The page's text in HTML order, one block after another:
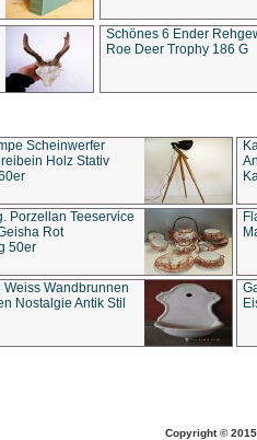
Schönes 6 Ender
Roe Deer Trophy 186 G
Scheinwerfer
Holz Stativ
Porzellan Teeservice
Rot
50er
Weiss Wandbrunnen
Nostalgie Antik Stil
Copyright ©